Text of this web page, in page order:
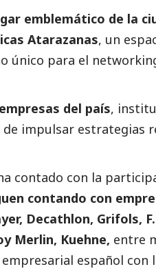
emblemático de la
Atarazanas, un
único para el
del país,
impulsar estrategias
contado con la
contando con
Decathlon, Grifols,
Merlin, Kuehne, entre
español con